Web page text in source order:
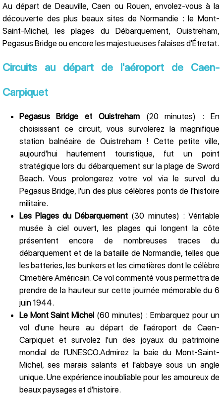
Au départ de Deauville, Caen ou Rouen, envolez-vous à la
découverte des plus beaux sites de Normandie : le Mont-
Saint-Michel, les plages du Débarquement, Ouistreham,
Pegasus Bridge ou encore les majestueuses falaises d'Étretat.
Circuits au départ de l'aéroport de Caen-
Carpiquet
Pegasus Bridge et Ouistreham(20 minutes) : En
choisissant ce circuit, vous survolerez la magnifique
station balnéaire de Ouistreham ! Cette petite ville,
aujourd'hui hautement touristique, fut un point
stratégique lors du débarquement sur la plage de Sword
Beach. Vous prolongerez votre vol via le survol du
Pegasus Bridge, l'un des plus célèbres ponts de l'histoire
militaire.
Les Plages du Débarquement (30 minutes) : Véritable
musée à ciel ouvert, les plages qui longent la côte
présentent encore de nombreuses traces du
débarquement et de la bataille de Normandie, telles que
les batteries, les bunkers et les cimetières dont le célèbre
Cimetière Américain. Ce vol commenté vous permettra de
prendre de la hauteur sur cette journée mémorable du 6
juin 1944.
Le Mont Saint Michel (60 minutes) : Embarquez pour un
vol d'une heure au départ de l'aéroport de Caen-
Carpiquet et survolez l'un des joyaux du patrimoine
mondial de l'UNESCO.Admirez la baie du Mont-Saint-
Michel, ses marais salants et l'abbaye sous un angle
unique. Une expérience inoubliable pour les amoureux de
beaux paysages et d'histoire.